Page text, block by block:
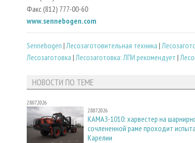
Факс (812) 777-00-60
www.sennebogen.com
Sennebogen |Лесозаготовительная техника |
Лесозаготовка |Лесозаготовка: ЛПИ рекомендует |
НОВОСТИ ПО ТЕМЕ
28.07.2026
28.07.2026
КАМАЗ-1010: харвестер на
сочлененной раме проходит
Карелии